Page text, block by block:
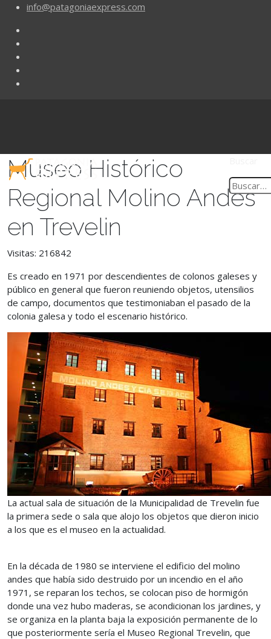
info@patagoniaexpress.com
Museo Histórico
Regional Molino Andes
en Trevelin
Visitas: 216842
Es creado en 1971 por descendientes de colonos galeses y
público en general que fueron reuniendo objetos, utensilios
de campo, documentos que testimoniaban el pasado de la
colonia galesa y todo el escenario histórico.
La actual sala de situación de la Municipalidad de Trevelin fue
la primera sede o sala que alojo los objetos que dieron inicio
a los que es el museo en la actualidad.
En la década de 1980 se interviene el edificio del molino
andes que había sido destruido por un incendio en el año
1971, se reparan los techos, se colocan piso de hormigón
donde una vez hubo maderas, se acondicionan los jardines, y
se organiza en la planta baja la exposición permanente de lo
que posteriormente sería el Museo Regional Trevelin, que